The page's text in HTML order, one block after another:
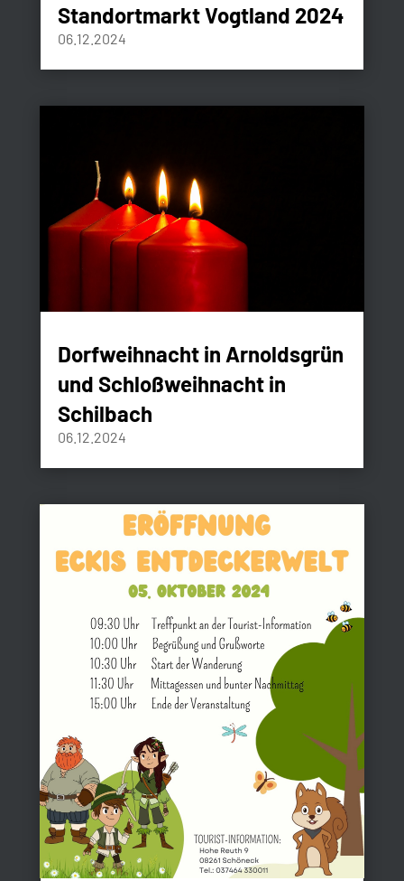
Standortmarkt Vogtland 2024
06.12.2024
Dorfweihnacht in Arnoldsgrün
und Schloßweihnacht in
Schilbach
06.12.2024